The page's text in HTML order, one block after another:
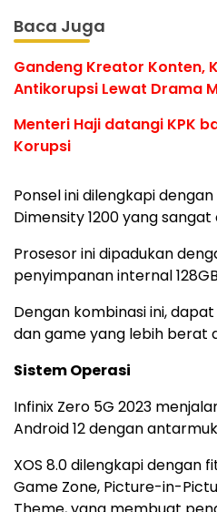
Baca Juga
Gandeng Kreator Konten,
Antikorupsi Lewat Drama
Menteri Haji datangi KPK
Korupsi
Ponsel ini dilengkapi
Dimensity 1200 yang
Prosesor ini dipadukan
penyimpanan internal
Dengan kombinasi ini,
dan game yang lebih berat
Sistem Operasi
Infinix Zero 5G 2023
Android 12 dengan
XOS 8.0 dilengkapi
Game Zone, Picture-in-